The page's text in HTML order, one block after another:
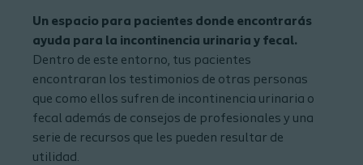
Un espacio para pacientes donde encontrarás
ayuda para la incontinencia urinaria y fecal.
Dentro de este entorno, tus pacientes
encontraran los testimonios de otras personas
que como ellos sufren de incontinencia urinaria o
fecal además de consejos de profesionales y una
serie de recursos que les pueden resultar de
utilidad.